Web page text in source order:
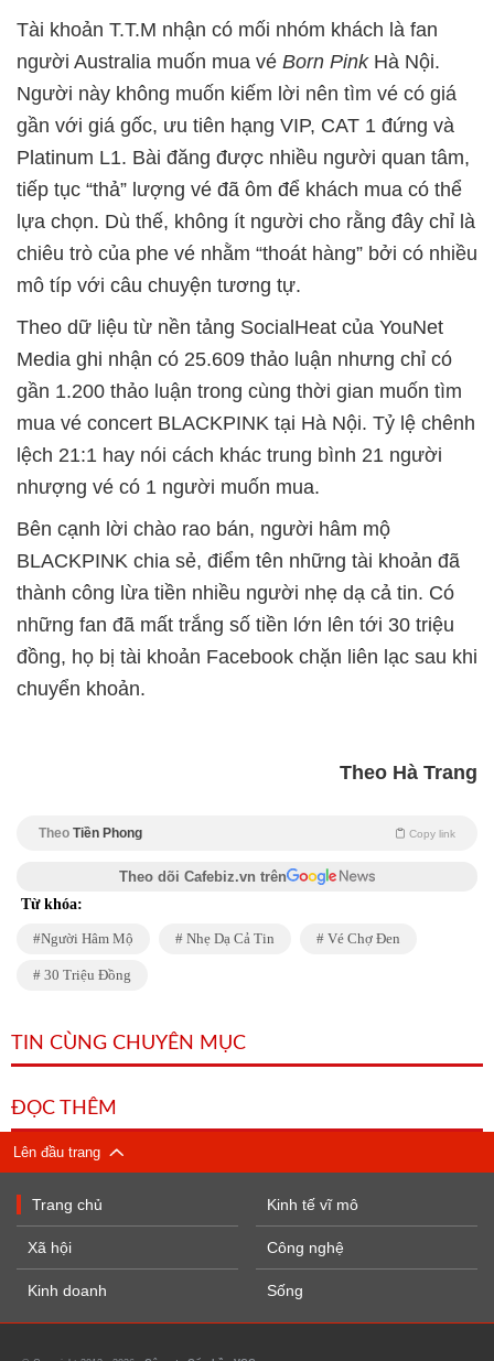
Tài khoản T.T.M nhận có mối nhóm khách là fan
người Australia muốn mua vé Born Pink Hà Nội.
Người này không muốn kiếm lời nên tìm vé có giá
gần với giá gốc, ưu tiên hạng VIP, CAT 1 đứng và
Platinum L1. Bài đăng được nhiều người quan tâm,
tiếp tục “thả” lượng vé đã ôm để khách mua có thể
lựa chọn. Dù thế, không ít người cho rằng đây chỉ là
chiêu trò của phe vé nhằm “thoát hàng” bởi có nhiều
mô típ với câu chuyện tương tự.
Theo dữ liệu từ nền tảng SocialHeat của YouNet
Media ghi nhận có 25.609 thảo luận nhưng chỉ có
gần 1.200 thảo luận trong cùng thời gian muốn tìm
mua vé concert BLACKPINK tại Hà Nội. Tỷ lệ chênh
lệch 21:1 hay nói cách khác trung bình 21 người
nhượng vé có 1 người muốn mua.
Bên cạnh lời chào rao bán, người hâm mộ
BLACKPINK chia sẻ, điểm tên những tài khoản đã
thành công lừa tiền nhiều người nhẹ dạ cả tin. Có
những fan đã mất trắng số tiền lớn lên tới 30 triệu
đồng, họ bị tài khoản Facebook chặn liên lạc sau khi
chuyển khoản.
Theo Hà Trang
Theo Tiền Phong Copy link
Theo dõi Cafebiz.vn trên
Từ khóa:
Người Hâm Mộ Nhẹ Dạ Cả Tin Vé Chợ Đen
30 Triệu Đồng
TIN CÙNG CHUYÊN MỤC
ĐỌC THÊM
Lên đầu trang
Trang chủ
Xã hội
Kinh doanh
Kinh tế vĩ mô
Công nghệ
Sống